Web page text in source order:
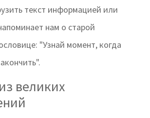
текст информацией или
нам о старой
"Узнай момент, когда
великих